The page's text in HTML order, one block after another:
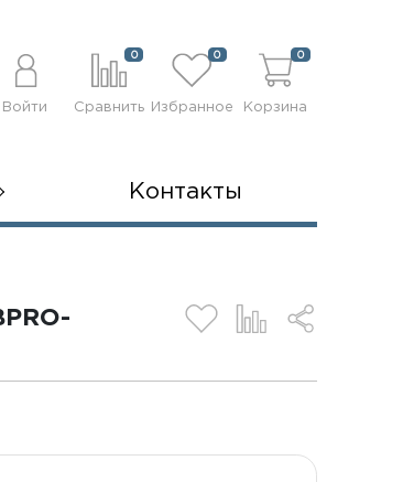
Войти
0
Сравнить
0
Избранное
0
Корзина
Контакты